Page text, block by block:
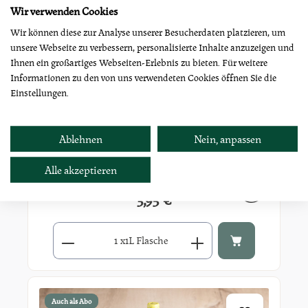
Wir verwenden Cookies
Wir können diese zur Analyse unserer Besucherdaten platzieren, um
unsere Webseite zu verbessern, personalisierte Inhalte anzuzeigen und
Ihnen ein großartiges Webseiten-Erlebnis zu bieten. Für weitere
Informationen zu den von uns verwendeten Cookies öffnen Sie die
Einstellungen.
Ablehnen Nein, anpassen
Alle akzeptieren
Bio Apfel-Orange-Karotte, 1L
Regulärer Preis:
3,95 €
Produkt Anzahl: Gib den gewünschten Wert ein oder benutze
x1L Flasche
Auch als Abo